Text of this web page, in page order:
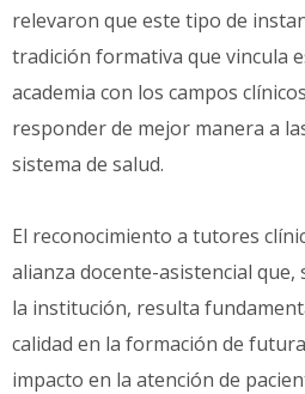
relevaron que este tipo de
tradición formativa que vincula
academia con los campos
responder de mejor manera a
sistema de salud.
El reconocimiento a tutores
alianza docente-asistencial que,
la institución, resulta
calidad en la formación de
impacto en la atención de